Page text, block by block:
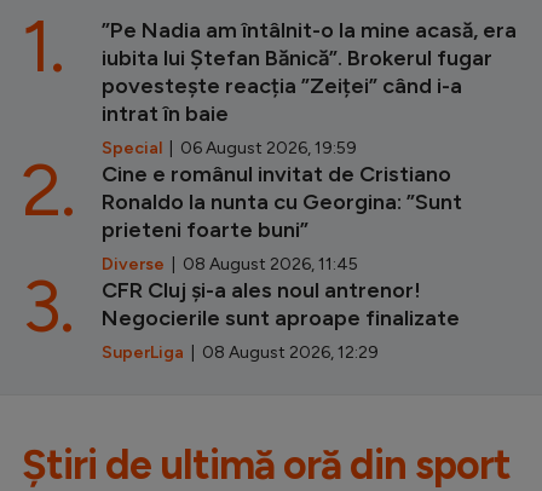
”Pe Nadia am întâlnit-o la mine acasă, era
iubita lui Ștefan Bănică”. Brokerul fugar
povestește reacția ”Zeiței” când i-a
intrat în baie
Special | 06 August 2026, 19:59
1.
Cine e românul invitat de Cristiano
Ronaldo la nunta cu Georgina: ”Sunt
prieteni foarte buni”
Diverse | 08 August 2026, 11:45
2.
CFR Cluj și-a ales noul antrenor!
Negocierile sunt aproape finalizate
SuperLiga | 08 August 2026, 12:29
3.
Știri de ultimă oră din sport